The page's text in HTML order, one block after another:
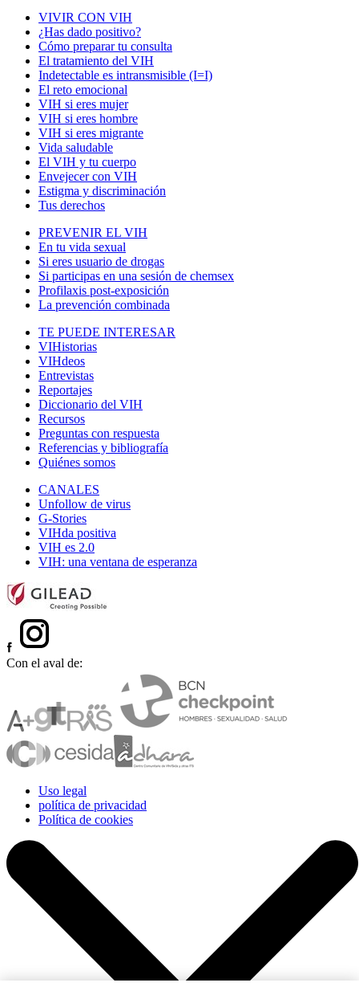
VIVIR CON VIH
¿Has dado positivo?
Cómo preparar tu consulta
El tratamiento del VIH
Indetectable es intransmisible (I=I)
El reto emocional
VIH si eres mujer
VIH si eres hombre
VIH si eres migrante
Vida saludable
El VIH y tu cuerpo
Envejecer con VIH
Estigma y discriminación
Tus derechos
PREVENIR EL VIH
En tu vida sexual
Si eres usuario de drogas
Si participas en una sesión de chemsex
Profilaxis post-exposición
La prevención combinada
TE PUEDE INTERESAR
VIHistorias
VIHdeos
Entrevistas
Reportajes
Diccionario del VIH
Recursos
Preguntas con respuesta
Referencias y bibliografía
Quiénes somos
CANALES
Unfollow de virus
G-Stories
VIHda positiva
VIH es 2.0
VIH: una ventana de esperanza
Con el aval de:
Uso legal
política de privacidad
Política de cookies